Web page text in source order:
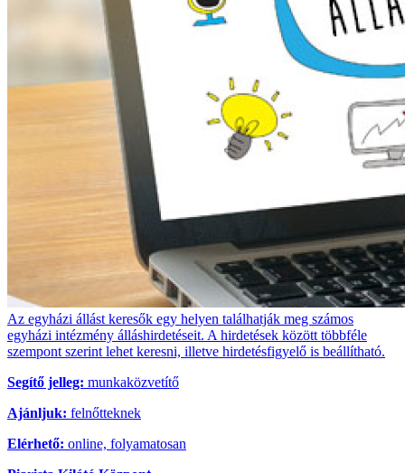
Az egyházi állást keresők egy helyen találhatják meg számos
egyházi intézmény álláshirdetéseit. A hirdetések között többféle
szempont szerint lehet keresni, illetve hirdetésfigyelő is beállítható.
Segítő jelleg: munkaközvetítő
Ajánljuk: felnőtteknek
Elérhető: online, folyamatosan